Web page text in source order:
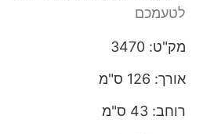
לטעמכם
מק"ט: 3470
אורך: 126 ס"מ
רוחב: 43 ס"מ